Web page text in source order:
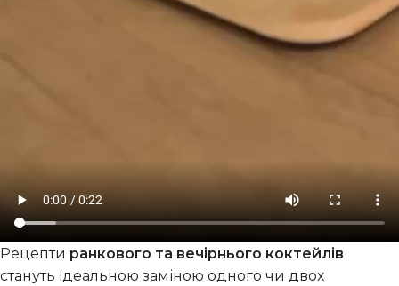
Рецепти ранкового та вечірнього коктейлів
стануть ідеальною заміною одного чи двох